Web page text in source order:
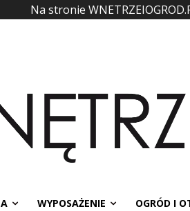
Na stronie
WYPOSAŻENIE OGRÓD I